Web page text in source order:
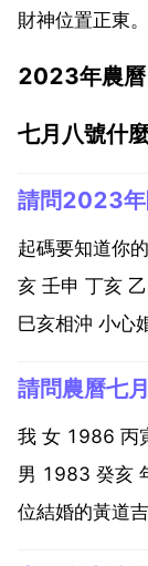
財神位置正東。
2023年農曆
七月八號什
起碼要知道你
亥 壬申 丁亥
巳亥相沖 小心
麼。謝謝！
07分出生 生辰
請問農曆七
我 女 1986 丙
男 1983 癸亥
位結婚的黃道